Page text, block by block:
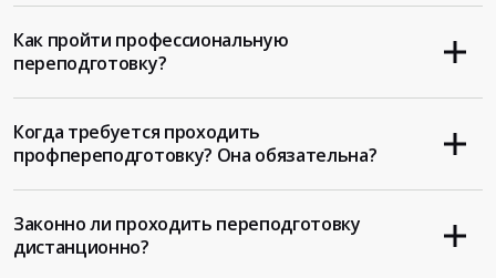
Как пройти профессиональную
переподготовку?
Когда требуется проходить
профпереподготовку? Она обязательна?
Законно ли проходить переподготовку
дистанционно?